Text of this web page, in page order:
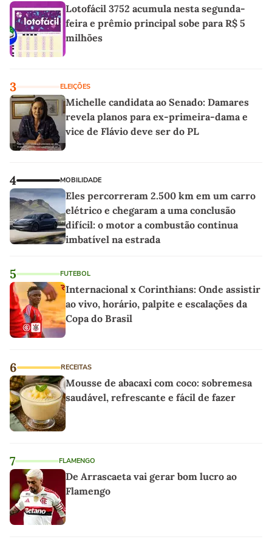
Lotofácil 3752 acumula nesta segunda-
feira e prêmio principal sobe para R$ 5
milhões
3 ELEIÇÕES
Michelle candidata ao Senado: Damares
revela planos para ex-primeira-dama e
vice de Flávio deve ser do PL
4 MOBILIDADE
Eles percorreram 2.500 km em um carro
elétrico e chegaram a uma conclusão
difícil: o motor a combustão continua
imbatível na estrada
5 FUTEBOL
Internacional x Corinthians: Onde assistir
ao vivo, horário, palpite e escalações da
Copa do Brasil
6 RECEITAS
Mousse de abacaxi com coco: sobremesa
saudável, refrescante e fácil de fazer
7 FLAMENGO
De Arrascaeta vai gerar bom lucro ao
Flamengo